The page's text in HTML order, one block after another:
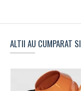
ALTII AU CUMPARAT SI